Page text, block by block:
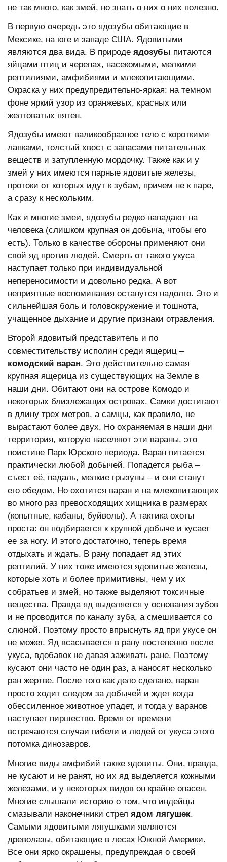
не так много, как змей, но знать о них о них полезно.
В первую очередь это ядозубы обитающие в
Мексике, на юге и западе США. Ядовитыми
являются два вида. В природе ядозубы питаются
яйцами птиц и черепах, насекомыми, мелкими
рептилиями, амфибиями и млекопитающими.
Окраска у них предупредительно-яркая: на темном
фоне яркий узор из оранжевых, красных или
желтоватых пятен.
Ядозубы имеют валикообразное тело с короткими
лапками, толстый хвост с запасами питательных
веществ и затупленную мордочку. Также как и у
змей у них имеются парные ядовитые железы,
протоки от которых идут к зубам, причем не к паре,
а сразу к нескольким.
Как и многие змеи, ядозубы редко нападают на
человека (слишком крупная он добыча, чтобы его
есть). Только в качестве обороны применяют они
свой яд против людей. Смерть от такого укуса
наступает только при индивидуальной
непереносимости и довольно редка. А вот
неприятные воспоминания останутся надолго. Это и
сильнейшая боль и головокружение и тошнота,
учащенное дыхание и другие признаки отравления.
Второй ядовитый представитель и по
совместительству исполин среди ящериц –
комодский варан. Это действительно самая
крупная ящерица из существующих на Земле в
наши дни. Обитают они на острове Комодо и
некоторых близлежащих островах. Самки достигают
в длину трех метров, а самцы, как правило, не
вырастают более двух. Но охраняемая в наши дни
территория, которую населяют эти вараны, это
поистине Парк Юрского периода. Варан питается
практически любой добычей. Попадется рыба –
съест её, падаль, мелкие грызуны – и они станут
его обедом. Но охотится варан и на млекопитающих
во много раз превосходящих хищника в размерах
(копытные, кабаны, буйволы). А тактика охоты
проста: он подбирается к крупной добыче и кусает
ее за ногу. И этого достаточно, теперь время
отдыхать и ждать. В рану попадает яд этих
рептилий. У них тоже имеются ядовитые железы,
которые хоть и более примитивны, чем у их
собратьев и змей, но также выделяют токсичные
вещества. Правда яд выделяется у основания зубов
и не проводится по каналу зуба, а смешивается со
слюной. Поэтому просто впрыснуть яд при укусе он
не может. Яд всасывается в рану постепенно после
укуса, вдобавок не давая заживать ране. Поэтому
кусают они часто не один раз, а наносят несколько
ран жертве. После того как дело сделано, варан
просто ходит следом за добычей и ждет когда
обессиленное животное упадет, и тогда у варанов
наступает пиршество. Время от времени
встречаются случаи гибели и людей от укуса этого
потомка динозавров.
Многие виды амфибий также ядовиты. Они, правда,
не кусают и не ранят, но их яд выделяется кожными
железами, и у некоторых видов он крайне опасен.
Многие слышали историю о том, что индейцы
смазывали наконечники стрел ядом лягушек.
Самыми ядовитыми лягушками являются
древолазы, обитающие в лесах Южной Америки.
Все они ярко окрашены, предупреждая о своей